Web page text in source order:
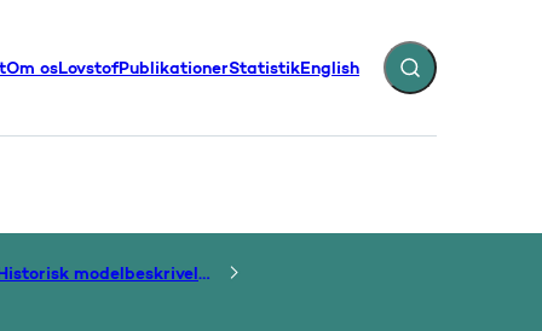
Om osLovstofPublikationerStatistikEnglish Fold søgefelt ud
- Flere links
Historisk modelbeskrivelse